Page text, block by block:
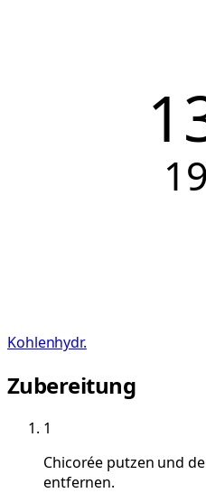
19
Kohlenhydr.
Zubereitung
1
Chicorée putzen und
entfernen.